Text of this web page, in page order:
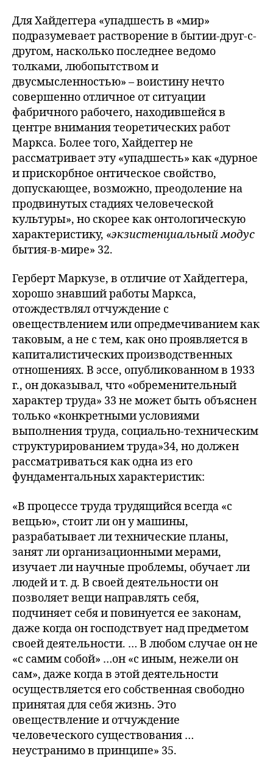
Для Хайдеггера «упадшесть в «мир»
подразумевает растворение в бытии-друг-с-
другом, насколько последнее ведомо
толками, любопытством и
двусмысленностью» – воистину нечто
совершенно отличное от ситуации
фабричного рабочего, находившейся в
центре внимания теоретических работ
Маркса. Более того, Хайдеггер не
рассматривает эту «упадшесть» как «дурное
и прискорбное онтическое свойство,
допускающее, возможно, преодоление на
продвинутых стадиях человеческой
культуры», но скорее как онтологическую
характеристику, «экзистенциальный модус
бытия-в-мире» 32.
Герберт Маркузе, в отличие от Хайдеггера,
хорошо знавший работы Маркса,
отождествлял отчуждение с
овеществлением или опредмечиванием как
таковым, а не с тем, как оно проявляется в
капиталистических производственных
отношениях. В эссе, опубликованном в 1933
г., он доказывал, что «обременительный
характер труда» 33 не может быть объяснен
только «конкретными условиями
выполнения труда, социально-техническим
структурированием труда»34, но должен
рассматриваться как одна из его
фундаментальных характеристик:
«В процессе труда трудящийся всегда «с
вещью», стоит ли он у машины,
разрабатывает ли технические планы,
занят ли организационными мерами,
изучает ли научные проблемы, обучает ли
людей и т. д. В своей деятельности он
позволяет вещи направлять себя,
подчиняет себя и повинуется ее законам,
даже когда он господствует над предметом
своей деятельности. … В любом случае он не
«с самим собой» …он «с иным, нежели он
сам», даже когда в этой деятельности
осуществляется его собственная свободно
принятая для себя жизнь. Это
овеществление и отчуждение
человеческого существования …
неустранимо в принципе» 35.